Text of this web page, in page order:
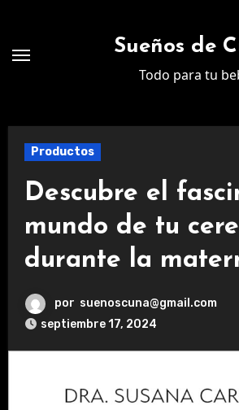
contenido
Sueños de
Todo para tu
Productos
Descubre el
mundo de tu
durante la
por suenoscuna@gmail.com
septiembre 17, 2024